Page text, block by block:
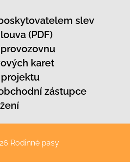
slev
(PDF)
karet
projektu
zástupce
Rodinné pasy